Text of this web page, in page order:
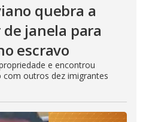
quebra a
janela para
escravo
e encontrou
outros dez imigrantes